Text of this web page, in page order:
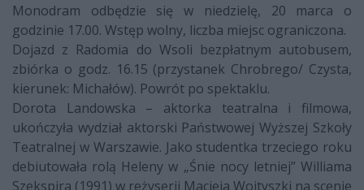
Monodram odbędzie się w niedzielę, 20 marca o
godzinie 17.00. Wstęp wolny, liczba miejsc ograniczona.
Dojazd z Radomia do Wsoli bezpłatnym autobusem,
zbiórka o godz. 16.15 (przystanek Chrobrego/ Czysta,
kierunek: Michałów). Powrót po spektaklu.
Dorota Landowska – aktorka teatralna i filmowa,
ukończyła wydział aktorski Państwowej Wyższej Szkoły
Teatralnej w Warszawie. Jako studentka trzeciego roku
debiutowała rolą Heleny w „Śnie nocy letniej” Williama
Szekspira (1991) w reżyserii Macieja Wojtyszki na scenie